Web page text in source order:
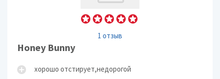
1 отзыв
Honey Bunny
хорошо отстирует,недорогой